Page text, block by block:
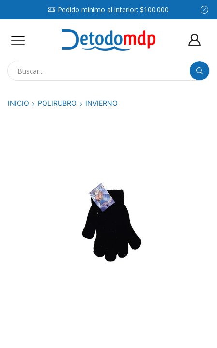
Pedido mínimo al interior: $100.000
INICIO POLIRUBRO INVIERNO